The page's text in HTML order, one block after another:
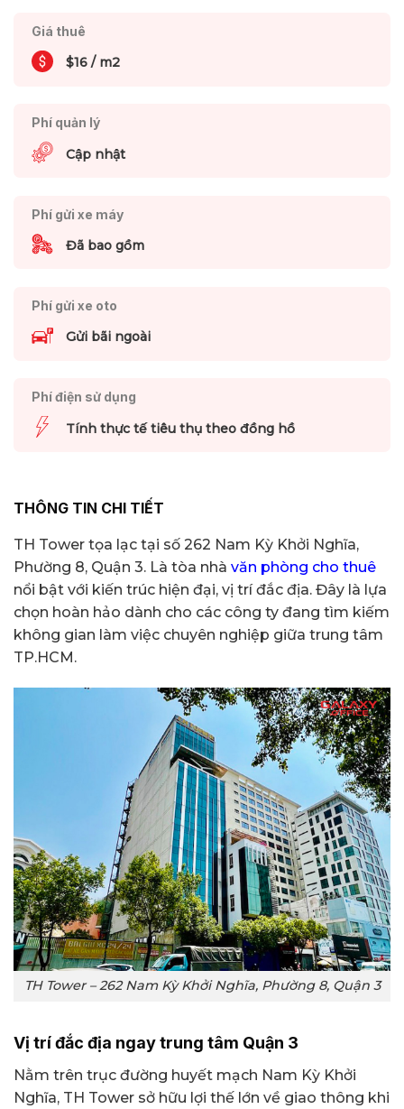
Giá thuê
$16 / m2
Phí quản lý
Cập nhật
Phí gửi xe máy
Đã bao gồm
Phí gửi xe oto
Gửi bãi ngoài
Phí điện sử dụng
Tính thực tế tiêu thụ theo đồng hồ
THÔNG TIN CHI TIẾT
TH Tower tọa lạc tại số 262 Nam Kỳ Khởi Nghĩa,
Phường 8, Quận 3. Là tòa nhà văn phòng cho thuê
nổi bật với kiến trúc hiện đại, vị trí đắc địa. Đây là lựa
chọn hoàn hảo dành cho các công ty đang tìm kiếm
không gian làm việc chuyên nghiệp giữa trung tâm
TP.HCM.
TH Tower – 262 Nam Kỳ Khởi Nghĩa, Phường 8, Quận 3
Vị trí đắc địa ngay trung tâm Quận 3
Nằm trên trục đường huyết mạch Nam Kỳ Khởi
Nghĩa, TH Tower sở hữu lợi thế lớn về giao thông khi